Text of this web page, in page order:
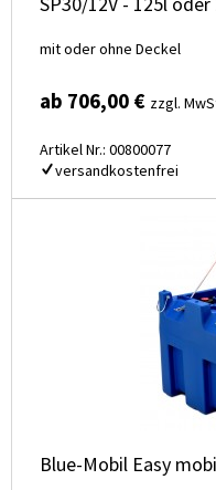
mit oder ohne Deckel
ab 706,00 € zzgl.
Artikel Nr.: 00800077
versandkostenfrei
Blue-Mobil Easy